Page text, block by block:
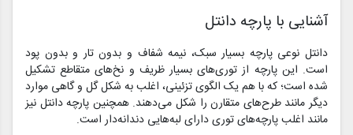
آشنایی با پارچه دانتل
دانتل نوعی پارچه بسیار سبک، نیمه شفاف و بدون تار و بدون پود
است. این پارچه از توری‌های بسیار ظریف و نخ‌های متقاطع تشکیل
شده است؛ که با هم یک الگوی تزئینی، اغلب به شکل گل و گاهی موارد
دیگر مانند طرح‌های متقارن را شکل می‌دهند. همچنین پارچه دانتل نیز
مانند اغلب پارچه‌های توری دارای لبه‌هایی دندانه‌دار است.